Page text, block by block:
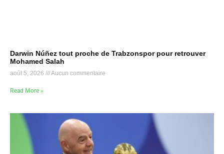
Darwin Núñez tout proche de Trabzonspor pour retrouver
Mohamed Salah
août 5, 2026 Aucun commentaire
Read More »